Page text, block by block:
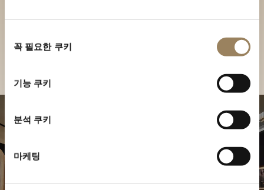
꼭 필요한 쿠키
기능 쿠키
분석 쿠키
마케팅